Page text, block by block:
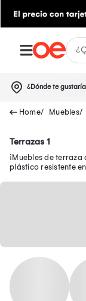
¿Dónde te
Muebles
Terrazas 1
¡Muebles de
plástico resistente